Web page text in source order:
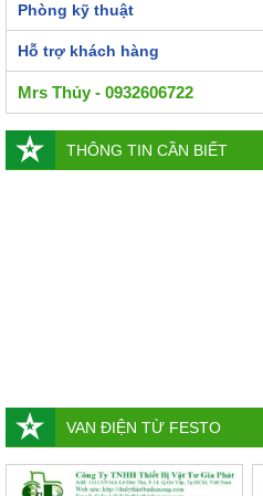
Phòng kỹ thuật
Hỗ trợ khách hàng
Mrs Thủy - 0932606722
THÔNG TIN CẦN BIẾT
VAN ĐIỆN TỪ FESTO